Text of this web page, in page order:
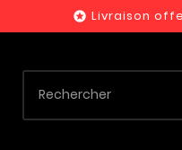
 Livraison